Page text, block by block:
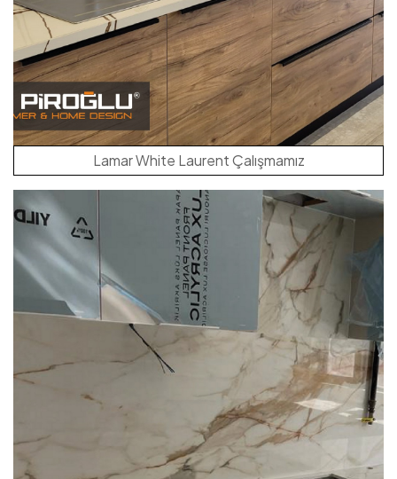
Lamar White Laurent Çalışmamız